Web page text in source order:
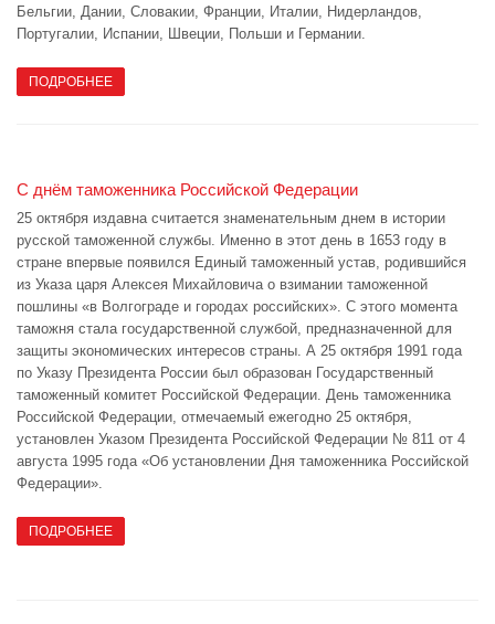
Бельгии, Дании, Словакии, Франции, Италии, Нидерландов,
Португалии, Испании, Швеции, Польши и Германии.
ПОДРОБНЕЕ
С днём таможенника Российской Федерации
25 октября издавна считается знаменательным днем в истории
русской таможенной службы. Именно в этот день в 1653 году в
стране впервые появился Единый таможенный устав, родившийся
из Указа царя Алексея Михайловича о взимании таможенной
пошлины «в Волгограде и городах российских». С этого момента
таможня стала государственной службой, предназначенной для
защиты экономических интересов страны. А 25 октября 1991 года
по Указу Президента России был образован Государственный
таможенный комитет Российской Федерации. День таможенника
Российской Федерации, отмечаемый ежегодно 25 октября,
установлен Указом Президента Российской Федерации № 811 от 4
августа 1995 года «Об установлении Дня таможенника Российской
Федерации».
ПОДРОБНЕЕ